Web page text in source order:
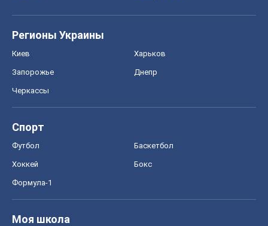
Регионы Украины
Киев Харьков
Запорожье Днепр
Черкассы
Спорт
Футбол Баскетбол
Хоккей Бокс
Формула-1
Моя школа